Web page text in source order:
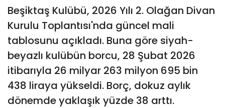
Beşiktaş Kulübü, 2026 Yılı 2. Olağan Divan
Kurulu Toplantısı'nda güncel mali
tablosunu açıkladı. Buna göre siyah-
beyazlı kulübün borcu, 28 Şubat 2026
itibarıyla 26 milyar 263 milyon 695 bin
438 liraya yükseldi. Borç, dokuz aylık
dönemde yaklaşık yüzde 38 arttı.